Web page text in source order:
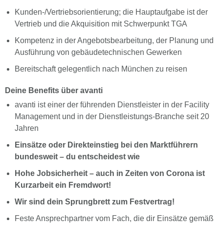
Kunden-/Vertriebsorientierung; die Hauptaufgabe ist der
Vertrieb und die Akquisition mit Schwerpunkt TGA
Kompetenz in der Angebotsbearbeitung, der Planung und
Ausführung von gebäudetechnischen Gewerken
Bereitschaft gelegentlich nach München zu reisen
Deine Benefits über avanti
avanti ist einer der führenden Dienstleister in der Facility
Management und in der Dienstleistungs-Branche seit 20
Jahren
Einsätze oder Direkteinstieg bei den Marktführern
bundesweit – du entscheidest wie
Hohe Jobsicherheit – auch in Zeiten von Corona ist
Kurzarbeit ein Fremdwort!
Wir sind dein Sprungbrett zum Festvertrag!
Feste Ansprechpartner vom Fach, die dir Einsätze gemäß